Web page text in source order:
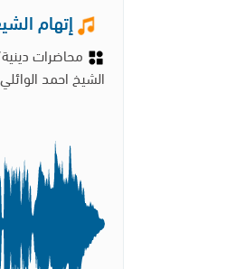
إتهام
محاضرات
الشيخ احمد الوائلي